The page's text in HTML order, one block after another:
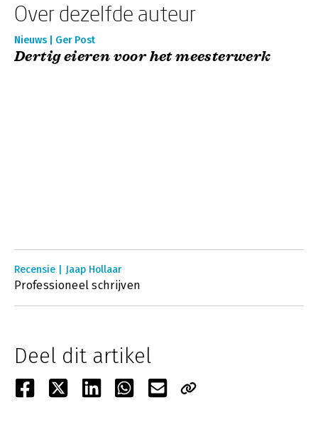
Over dezelfde auteur
Nieuws | Ger Post
Dertig eieren voor het meesterwerk
Recensie | Jaap Hollaar
Professioneel schrijven
Deel dit artikel